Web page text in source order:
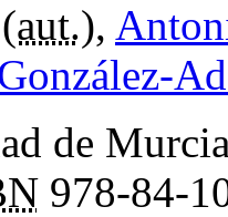
(aut.),
de
978-84-